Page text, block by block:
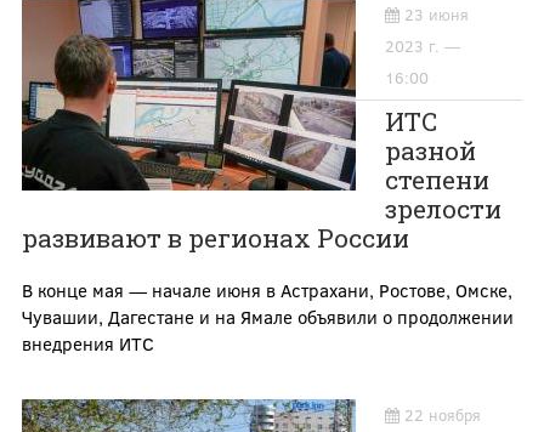
23 июня
2023 г. —
16:00
ИТС
разной
степени
зрелости
развивают в регионах России
В конце мая — начале июня в Астрахани, Ростове, Омске,
Чувашии, Дагестане и на Ямале объявили о продолжении
внедрения ИТС
22 ноября